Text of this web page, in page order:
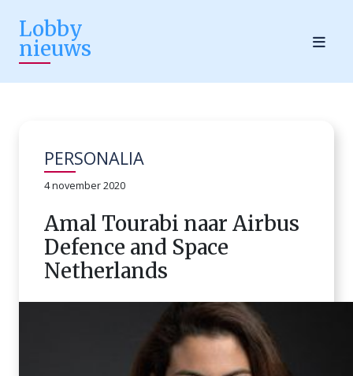
Lobby
nieuws
PERSONALIA
4 november 2020
Amal Tourabi naar Airbus
Defence and Space
Netherlands